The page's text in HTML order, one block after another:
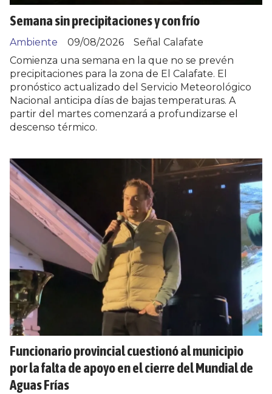
Semana sin precipitaciones y con frío
Señal Calafate
Ambiente
09/08/2026
Comienza una semana en la que no se prevén
precipitaciones para la zona de El Calafate. El
pronóstico actualizado del Servicio Meteorológico
Nacional anticipa días de bajas temperaturas. A
partir del martes comenzará a profundizarse el
descenso térmico.
Funcionario provincial cuestionó al municipio
por la falta de apoyo en el cierre del Mundial de
Aguas Frías